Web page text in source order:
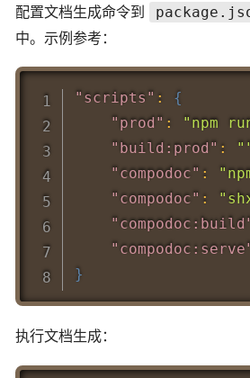
配置文档生成命令到
中。示例参考：
"scripts" :
{
"prod" :
"npm
"build:prod" :
"compodoc" :
"compodoc" :
}
执行文档生成：